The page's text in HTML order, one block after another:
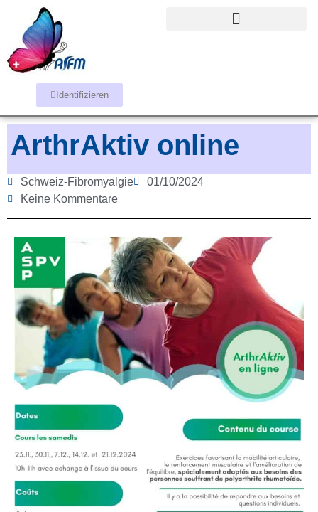
Identifizieren
ArthrAktiv online
Schweiz-Fibromyalgie
01/10/2024
Keine Kommentare